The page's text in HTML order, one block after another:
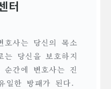
터
사는 당신의 목소
당신을 보호하지
간에 변호사는 진
일한 방패가 된다.